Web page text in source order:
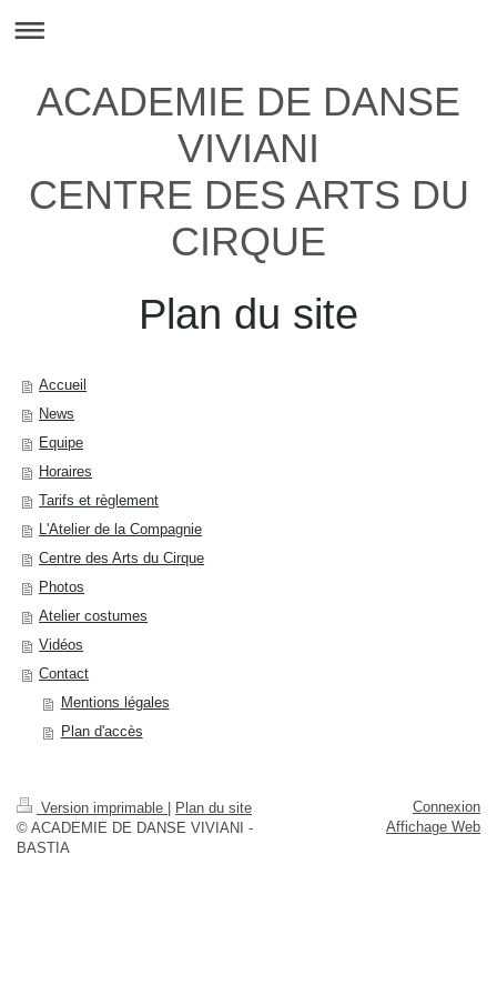
ACADEMIE DE DANSE
VIVIANI
CENTRE DES ARTS DU
CIRQUE
Plan du site
Accueil
News
Equipe
Horaires
Tarifs et règlement
L'Atelier de la Compagnie
Centre des Arts du Cirque
Photos
Atelier costumes
Vidéos
Contact
Mentions légales
Plan d'accès
Version imprimable
Plan du site
© ACADEMIE DE DANSE VIVIANI -
BASTIA
Connexion
Affichage Web